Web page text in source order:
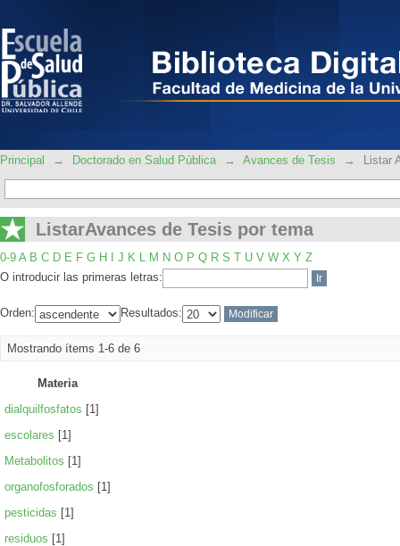
Principal → Doctorado en Salud Pública → Avances de Tesis → Listar
ListarAvances de Tesis por tema
0-9 A B C D E F G H J K L M N O P Q R S T U V W X Y Z
O introducir las primeras letras:
Orden: Resultados:
Mostrando ítems 1-6 de 6
Materia
dialquilfosfatos [1]
escolares [1]
Metabolitos [1]
organofosforados [1]
pesticidas [1]
residuos [1]